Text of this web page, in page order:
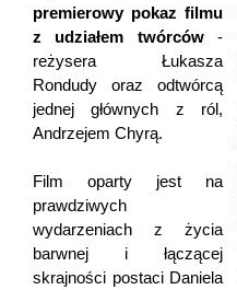
premierowy pokaz filmu
z udziałem twórców-
reżysera Łukasza
Rondudy oraz odtwórcą
jednej głównych z ról,
Andrzejem Chyrą.
Film oparty jest na
prawdziwych
wydarzeniach z życia
barwnej i łączącej
skrajności postaci Daniela